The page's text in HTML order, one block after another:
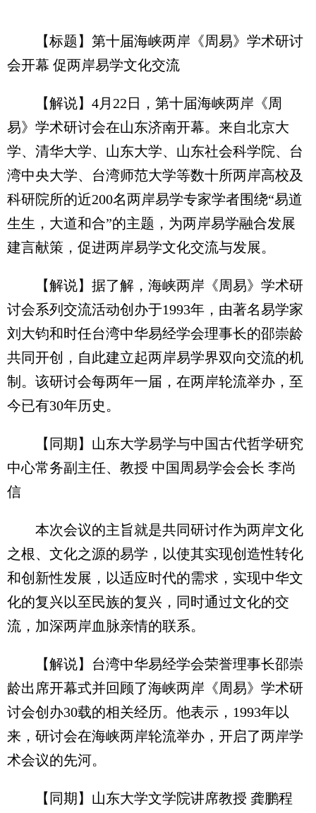
【标题】第十届海峡两岸《周易》学术研讨
会开幕 促两岸易学文化交流
【解说】4月22日，第十届海峡两岸《周
易》学术研讨会在山东济南开幕。来自北京大
学、清华大学、山东大学、山东社会科学院、台
湾中央大学、台湾师范大学等数十所两岸高校及
科研院所的近200名两岸易学专家学者围绕“易道
生生，大道和合”的主题，为两岸易学融合发展
建言献策，促进两岸易学文化交流与发展。
【解说】据了解，海峡两岸《周易》学术研
讨会系列交流活动创办于1993年，由著名易学家
刘大钧和时任台湾中华易经学会理事长的邵崇龄
共同开创，自此建立起两岸易学界双向交流的机
制。该研讨会每两年一届，在两岸轮流举办，至
今已有30年历史。
【同期】山东大学易学与中国古代哲学研究
中心常务副主任、教授 中国周易学会会长 李尚
信
本次会议的主旨就是共同研讨作为两岸文化
之根、文化之源的易学，以使其实现创造性转化
和创新性发展，以适应时代的需求，实现中华文
化的复兴以至民族的复兴，同时通过文化的交
流，加深两岸血脉亲情的联系。
【解说】台湾中华易经学会荣誉理事长邵崇
龄出席开幕式并回顾了海峡两岸《周易》学术研
讨会创办30载的相关经历。他表示，1993年以
来，研讨会在海峡两岸轮流举办，开启了两岸学
术会议的先河。
【同期】山东大学文学院讲席教授 龚鹏程